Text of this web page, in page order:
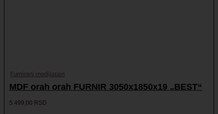
Furnirani medijapan
MDF orah orah FURNIR 3050x1850x19 „BEST“
5.499,00 RSD